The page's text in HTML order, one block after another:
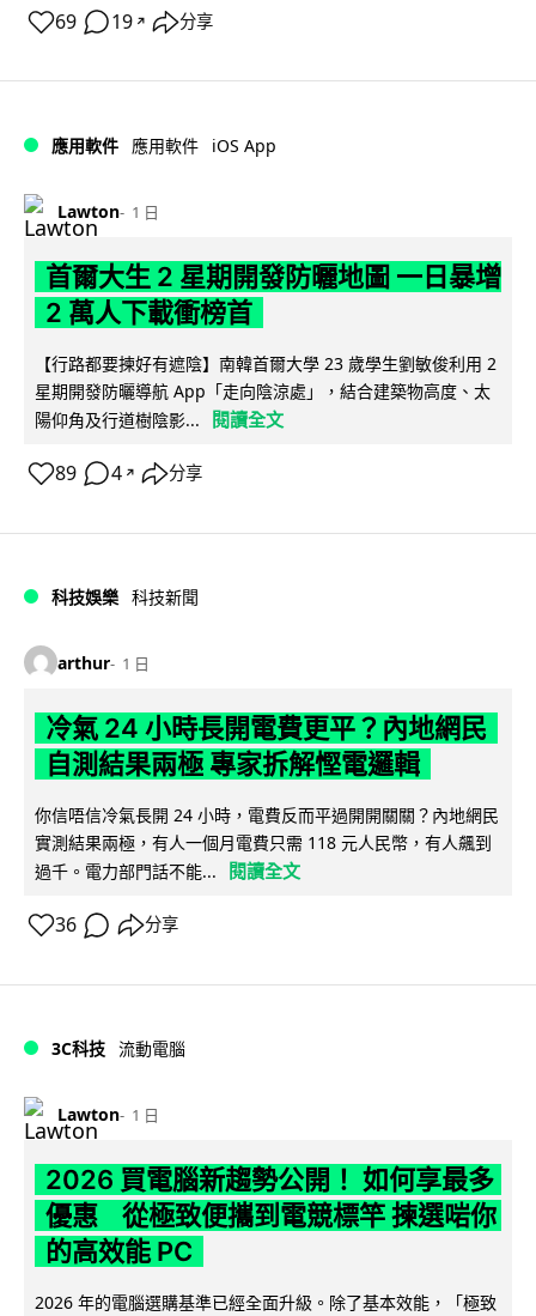
69 19 ↗ 分享
應用軟件 應用軟件 iOS App
Lawton 1 日
首爾大生 2 星期開發防曬地圖 一日暴增
2 萬人下載衝榜首
【行路都要揀好有遮陰】南韓首爾大學 23 歲學生劉敏俊利用 2
星期開發防曬導航 App「走向陰涼處」，結合建築物高度、太
陽仰角及行道樹陰影...
閱讀全文
89 4 ↗ 分享
科技娛樂 科技新聞
arthur 1 日
冷氣 24 小時長開電費更平？內地網民
自測結果兩極 專家拆解慳電邏輯
你信唔信冷氣長開 24 小時，電費反而平過開開關關？內地網民
實測結果兩極，有人一個月電費只需 118 元人民幣，有人飆到
過千。電力部門話不能...
閱讀全文
36 分享
3C科技 流動電腦
Lawton 1 日
2026 買電腦新趨勢公開！ 如何享最多
優惠 從極致便攜到電競標竿 揀選啱你
的高效能 PC
2026 年的電腦選購基準已經全面升級。除了基本效能，「極致